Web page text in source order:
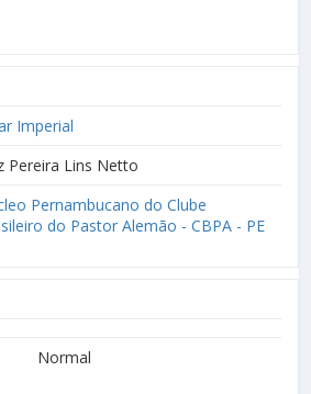
Imperial
Pereira Lins Netto
Pernambucano do Clube
do Pastor Alemão - CBPA - PE
Normal